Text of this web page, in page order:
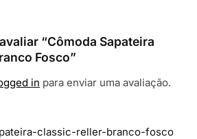
“Cômoda Sapateira
Fosco”
in para enviar uma avaliação.
classic-reller-branco-fosco